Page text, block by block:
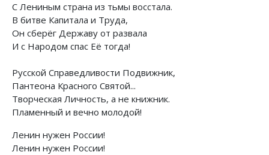
С Лениным страна из тьмы восстала.
В битве Капитала и Труда,
Он сберёг Державу от развала
И с Народом спас Её тогда!
Русской Справедливости Подвижник,
Пантеона Красного Святой...
Творческая Личность, а не книжник.
Пламенный и вечно молодой!
Ленин нужен России!
Ленин нужен России!